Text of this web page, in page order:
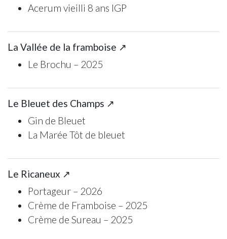
Acerum vieilli 8 ans IGP
La Vallée de la framboise ↗
Le Brochu – 2025
Le Bleuet des Champs ↗
Gin de Bleuet
La Marée Tôt de bleuet
Le Ricaneux ↗
Portageur – 2026
Crème de Framboise – 2025
Crème de Sureau – 2025